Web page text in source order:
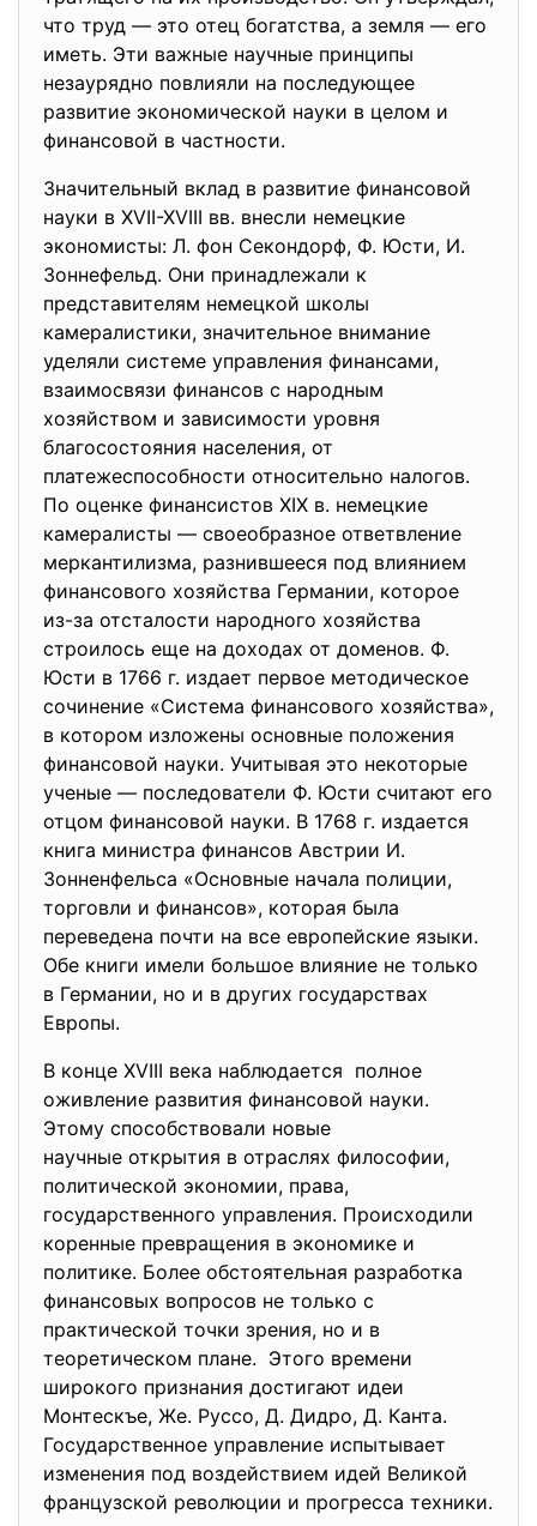
что труд — это отец богатства, а земля — его
иметь. Эти важные научные принципы
незаурядно повлияли на последующее
развитие экономической науки в целом и
финансовой в частности.
Значительный вклад в развитие финансовой
науки в XVII-XVIII вв. внесли немецкие
экономисты: Л. фон Секондорф, Ф. Юсти, И.
Зоннефельд. Они принадлежали к
представителям немецкой школы
камералистики, значительное внимание
уделяли системе управления финансами,
взаимосвязи финансов с народным
хозяйством и зависимости уровня
благосостояния населения, от
платежеспособности относительно налогов.
По оценке финансистов XIX в. немецкие
камералисты — своеобразное ответвление
меркантилизма, разнившееся под влиянием
финансового хозяйства Германии, которое
из-за отсталости народного хозяйства
строилось еще на доходах от доменов. Ф.
Юсти в 1766 г. издает первое методическое
сочинение «Система финансового хозяйства»,
в котором изложены основные положения
финансовой науки. Учитывая это некоторые
ученые — последователи Ф. Юсти считают его
отцом финансовой науки. В 1768 г. издается
книга министра финансов Австрии И.
Зонненфельса «Основные начала полиции,
торговли и финансов», которая была
переведена почти на все европейские языки.
Обе книги имели большое влияние не только
в Германии, но и в других государствах
Европы.
В конце XVIII века наблюдается полное
оживление развития финансовой науки.
Этому способствовали новые
научные открытия в отраслях философии,
политической экономии, права,
государственного управления. Происходили
коренные превращения в экономике и
политике. Более обстоятельная разработка
финансовых вопросов не только с
практической точки зрения, но и в
теоретическом плане. Этого времени
широкого признания достигают идеи
Монтескъе, Же. Руссо, Д. Дидро, Д. Канта.
Государственное управление испытывает
изменения под воздействием идей Великой
французской революции и прогресса техники.